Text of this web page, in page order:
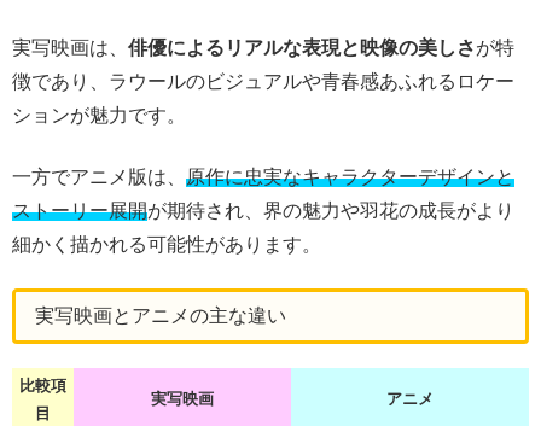
実写映画は、 俳優によるリアルな表現と映像の美しさが特
徴であり、ラウールのビジュアルや青春感あふれるロケー
ションが魅力です。
一方でアニメ版は、 原作に忠実なキャラクターデザインと
ストーリー展開が期待され、界の魅力や羽花の成長がより
細かく描かれる可能性があります。
実写映画とアニメの主な違い
比較項
目
実写映画 アニメ